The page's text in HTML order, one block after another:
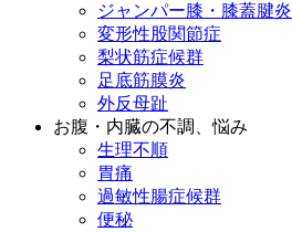
ジャンパー膝・膝蓋腱炎
変形性股関節症
梨状筋症候群
足底筋膜炎
外反母趾
お腹・内臓の不調、悩み
生理不順
胃痛
過敏性腸症候群
便秘